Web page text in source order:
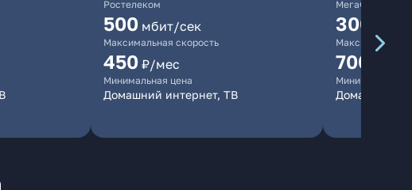
Ростелеком
500 мбит/сек
Максимальная скорость
450 ₽/мес
Минимальная цена
Домашний интернет, ТВ
МегаФон
300
Максимальная
700
Минимальная
Домашний